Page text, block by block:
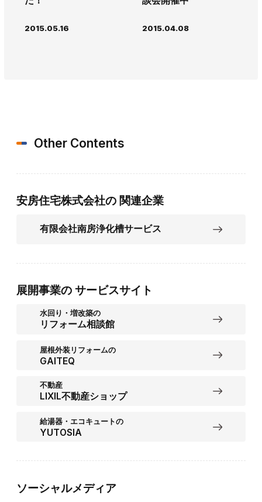
2015.05.16 2015.04.08
Other Contents
安房住宅株式会社の 関連企業
有限会社南房浄化槽サービス
展開事業の サービスサイト
水回り・増改築の
リフォーム相談館
屋根外装リフォームの
GAITEQ
不動産
LIXIL不動産ショップ
給湯器・エコキュートの
YUTOSIA
ソーシャルメディア